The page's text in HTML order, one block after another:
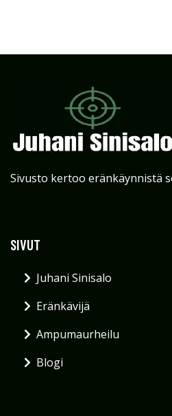
Sivusto kertoo eränkäynnistä
SIVUT
Juhani Sinisalo
Eränkävijä
Ampumaurheilu
Blogi